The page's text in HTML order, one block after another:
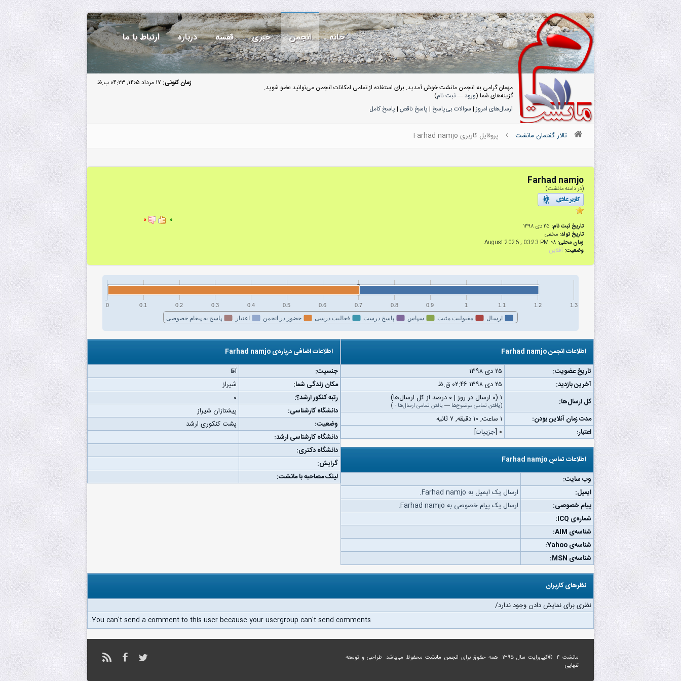
خانه انجمن خبری قفسه درباره ارتباط با ما
زمان کنونی: ۱۷ مرداد ۱۴۰۵, ۰۴:۲۳ ب.ظ
مهمان گرامی به انجمن مانشت خوش آمدید. برای استفاده از تمامی امکانات انجمن می‌توانید عضو شوید.
گزینه‌های شما (ورود—ثبت نام)
ارسال‌های امروز| سوالات بی‌پاسخ | پاسخ ناقص | پاسخ کامل
تالار گفتمان مانشت پروفایل کاربری Farhad namjo
Farhad namjo
(در دامنه مانشت)
تاریخ ثبت نام: ۲۵ دى ۱۳۹۸
تاریخ تولد: مخفی
زمان محلی: ۰۸ August 2026 , 03:23 PM
وضعیت: آفلاین
۰ ۰
ارسال مقبولیت مثبت سپاس پاسخ درست فعالیت درسی حضور در انجمن اعتبار پاسخ به پیغام خصوصی
0 0.1 0.2 0.3 0.4 0.5 0.6 0.7 0.8 0.9 1 1.1 1.2 1.3
اطلاعات انجمن Farhad namjo
تاریخ عضویت:
۲۵ دى ۱۳۹۸
آخرین بازدید:
۲۵ دى ۱۳۹۸ ۰۲:۴۶ ق.ظ
کل ارسال‌ها:
۱ (۰ ارسال در روز | ۰ درصد از کل ارسال‌ها)
(یافتن تمامی موضوع‌ها — یافتن تمامی ارسال‌ها -
)
مدت زمان آنلاین بودن:
۱ ساعت, ۱۰ دقیقه, ۷ ثانیه
اعتبار:
۰ [جزییات]
اطلاعات تماسِ Farhad namjo
وب‌ سایت:
ایمیل:
ارسال یک ایمیل به Farhad namjo.
پیام خصوصی:
ارسال یک پیام خصوصی به Farhad namjo.
شماره‌ی ICQ:
شناسه‌ی AIM:
شناسه‌ی Yahoo:
شناسه‌ی MSN:
اطلاعات اضافی درباره‌ی Farhad namjo
جنسیت:
آقا
مکان زندگی شما:
شیراز
رتبه کنکور ارشد؟:
۰
دانشگاه کارشناسی:
پیشتازان شیراز
وضعیت:
پشت کنکوری ارشد
دانشگاه کارشناسی ارشد:
دانشگاه دکتری:
گرایش:
لینک مصاحبه با مانشت:
نظرهای کاربران
نظری برای نمایش دادن وجود ندارد/
You can't send a comment to this user because your usergroup can't send comments.
مانشت ۴: ©کپی‌رایت سال ۱۳۹۵. همه حقوق برای انجمن مانشت محفوظ می‌باشد. طراحی و توسعه
تنهایی